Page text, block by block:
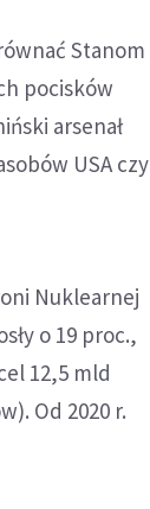
Stanom
pocisków
arsenał
USA czy
Nuklearnej
o 19 proc.,
12,5 mld
Od 2020 r.